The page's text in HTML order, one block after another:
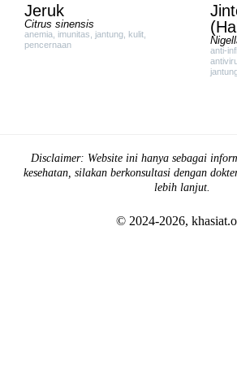
Jeruk
Citrus sinensis
anemia imunitas jantung kulit
pencernaan
anti-
Disclaimer: Website ini hanya sebagai
kesehatan, silakan berkonsultasi dengan
lebih lanjut.
© 2024-2026,